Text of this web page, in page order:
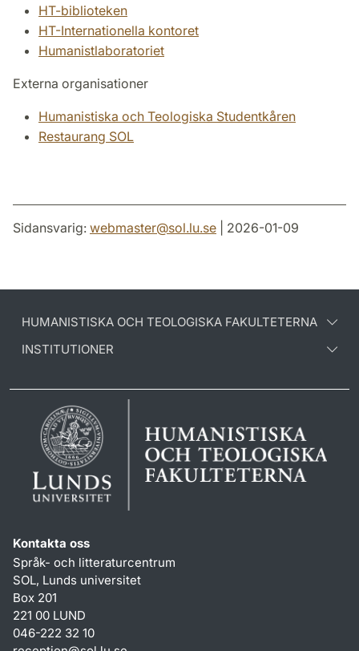
HT-biblioteken
HT-Internationella kontoret
Humanistlaboratoriet
Externa organisationer
Humanistiska och Teologiska Studentkåren
Restaurang SOL
Sidansvarig: webmaster@sol.lu.se | 2026-01-09
HUMANISTISKA OCH TEOLOGISKA FAKULTETERNA
INSTITUTIONER
Kontakta oss
Språk- och litteraturcentrum
SOL, Lunds universitet
Box 201
221 00 LUND
046-222 32 10